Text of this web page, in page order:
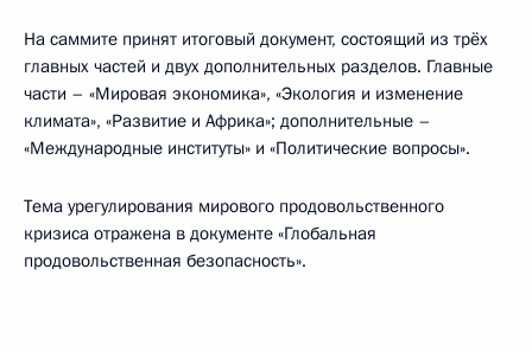
На саммите принят итоговый документ, состоящий из трёх
главных частей и двух дополнительных разделов. Главные
части – «Мировая экономика», «Экология и изменение
климата», «Развитие и Африка»; дополнительные –
«Международные институты» и «Политические вопросы».
Тема урегулирования мирового продовольственного
кризиса отражена в документе «Глобальная
продовольственная безопасность».